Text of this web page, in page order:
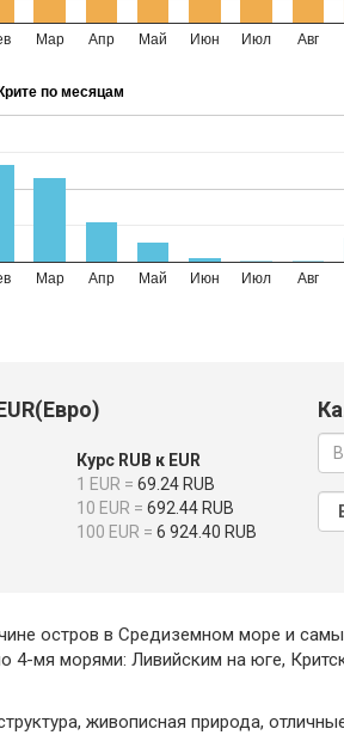
Мар Апр Май Июн Июл Авг
по месяцам
Мар Апр Май Июн Июл Авг
Курс RUB к EUR
1 EUR = 69.24 RUB
10 EUR = 692.44 RUB
100 EUR = 6 924.40 RUB
остров в Средиземном море и
4-мя морями: Ливийским на юге,
живописная природа,